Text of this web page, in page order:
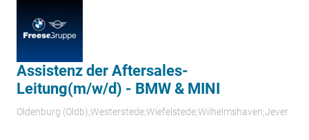
Assistenz der Aftersales-
Leitung(m/w/d) - BMW & MINI
Oldenburg (Oldb);Westerstede;Wiefelstede;Wilhelmshaven;Jever